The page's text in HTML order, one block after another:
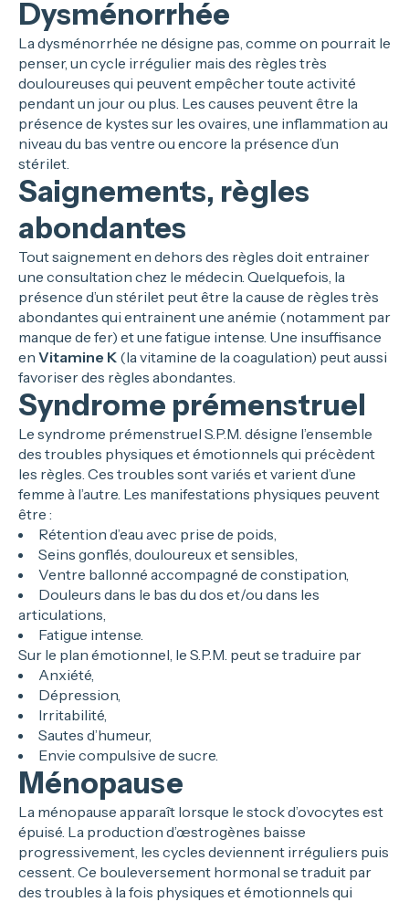
Dysménorrhée
La dysménorrhée ne désigne pas, comme on pourrait le
penser, un cycle irrégulier mais des règles très
douloureuses qui peuvent empêcher toute activité
pendant un jour ou plus. Les causes peuvent être la
présence de kystes sur les ovaires, une inflammation au
niveau du bas ventre ou encore la présence d’un
stérilet.
Saignements, règles
abondantes
Tout saignement en dehors des règles doit entrainer
une consultation chez le médecin. Quelquefois, la
présence d’un stérilet peut être la cause de règles très
abondantes qui entrainent une anémie (notamment par
manque de fer) et une fatigue intense. Une insuffisance
en Vitamine K (la vitamine de la coagulation) peut aussi
favoriser des règles abondantes.
Syndrome prémenstruel
Le syndrome prémenstruel S.P.M. désigne l’ensemble
des troubles physiques et émotionnels qui précèdent
les règles. Ces troubles sont variés et varient d’une
femme à l’autre. Les manifestations physiques peuvent
être :
Rétention d’eau avec prise de poids,
Seins gonflés, douloureux et sensibles,
Ventre ballonné accompagné de constipation,
Douleurs dans le bas du dos et/ou dans les
articulations,
Fatigue intense.
Sur le plan émotionnel, le S.P.M. peut se traduire par
Anxiété,
Dépression,
Irritabilité,
Sautes d’humeur,
Envie compulsive de sucre.
Ménopause
La ménopause apparaît lorsque le stock d’ovocytes est
épuisé. La production d’œstrogènes baisse
progressivement, les cycles deviennent irréguliers puis
cessent. Ce bouleversement hormonal se traduit par
des troubles à la fois physiques et émotionnels qui